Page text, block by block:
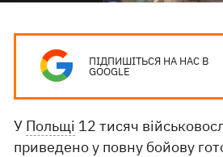
ПІДПИШІТЬСЯ НА НАС В
GOOGLE
У Польщі 12 тисяч
приведено у повну бойову